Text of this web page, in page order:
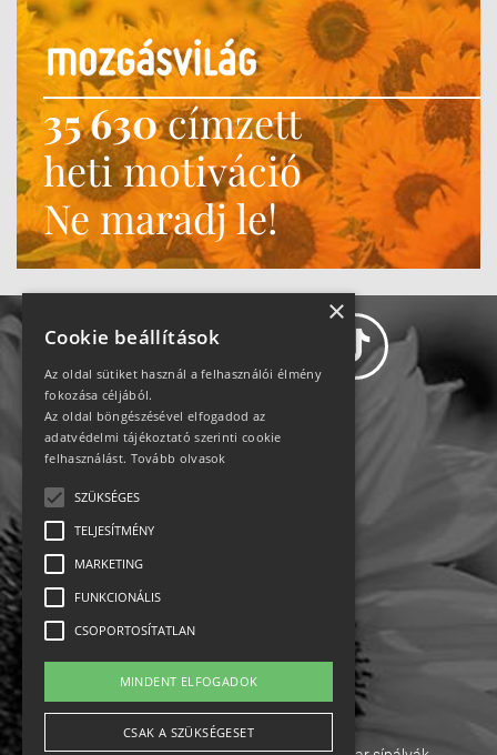
35 630címzett
heti motiváció
Ne maradj le!
Adatvédelem
Impresszum-kapcsolat
English
×
Cookie beállítások
Az oldal sütiket használ a felhasználói élmény
fokozása céljából.
Az oldal böngészésével elfogadod az
adatvédelmi tájékoztató szerinti cookie
felhasználást. Tovább olvasok
SZÜKSÉGES
TELJESÍTMÉNY
MARKETING
FUNKCIONÁLIS
CSOPORTOSÍTATLAN
MINDENT ELFOGADOK
CSAK A SZÜKSÉGESET